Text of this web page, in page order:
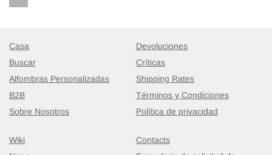
Casa
Buscar
Alfombras Personalizadas
B2B
Sobre Nosotros
Devoluciones
Críticas
Shipping Rates
Términos y Condiciones
Política de privacidad
Wiki
Contacts